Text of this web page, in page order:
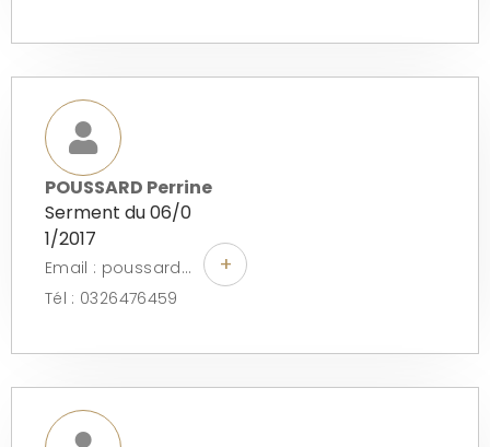
POUSSARD Perrine
Serment du 06/0
1/2017
Email : poussardperrine@avocat-conseil.fr
Tél : 0326476459
+